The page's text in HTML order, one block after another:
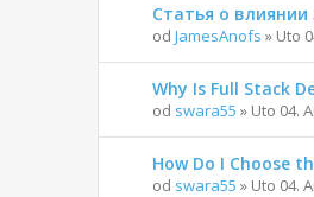
Статья о
od JamesAnofs » Uto
Why Is Full Stack
od swara55 » Uto 04.
How Do I Choose
od swara55 » Uto 04.